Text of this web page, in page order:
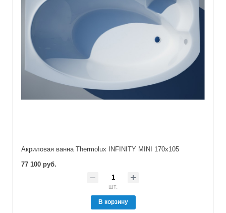
Акриловая ванна Thermolux INFINITY MINI 170x105
77 100 руб.
шт.
В корзину